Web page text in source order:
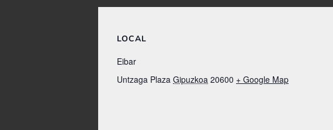
LOCAL
Eibar
Untzaga Plaza Gipuzkoa 20600 + Google Map